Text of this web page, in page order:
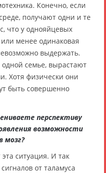
Конечно, если
получают одни и те
что у однояйцевых
менее одинаковая
выдержать.
семье, вырастают
Хотя физически они
быть совершенно
перспективу
возможности
мозг?
ситуация. И так
от таламуса